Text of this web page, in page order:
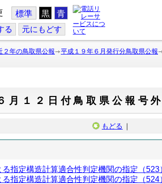
標準 黒 青
る 元にもどす
２年の鳥取県公報 平成１９年６月発行分鳥取県公報
月１２日付鳥取県公報号
もどる ｜
指定構造計算適合性判定機関の指定（523
指定構造計算適合性判定機関の指定（524